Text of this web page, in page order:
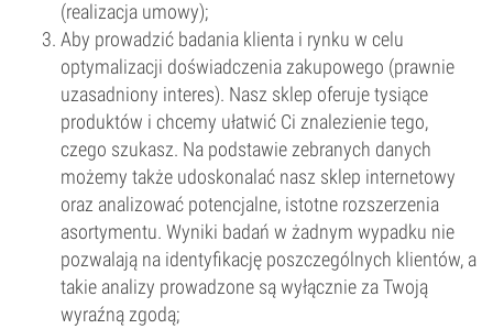
(realizacja umowy);
Aby prowadzić badania klienta i rynku w celu
optymalizacji doświadczenia zakupowego (prawnie
uzasadniony interes). Nasz sklep oferuje tysiące
produktów i chcemy ułatwić Ci znalezienie tego,
czego szukasz. Na podstawie zebranych danych
możemy także udoskonalać nasz sklep internetowy
oraz analizować potencjalne, istotne rozszerzenia
asortymentu. Wyniki badań w żadnym wypadku nie
pozwalają na identyfikację poszczególnych klientów, a
takie analizy prowadzone są wyłącznie za Twoją
wyraźną zgodą;